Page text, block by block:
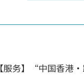
【服务】“中国香港